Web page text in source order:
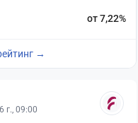
от 7,22%
→
г., 09:00